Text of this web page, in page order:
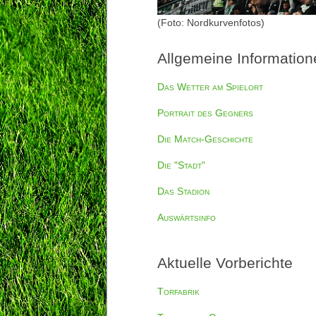
(Foto: Nordkurvenfotos)
Allgemeine
Das Wetter am Spielort
Portrait des Gegners
Die Match-Geschichte
Die "Stadt"
Das Stadion
Auswärtsinfo
Aktuelle Vorberichte
Torfabrik